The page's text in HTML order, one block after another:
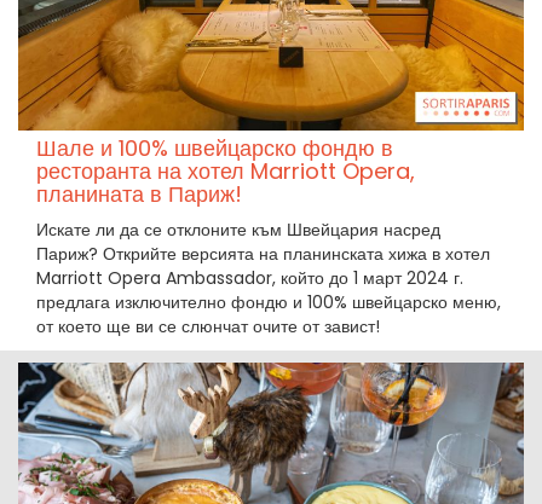
Шале и 100% швейцарско фондю в
ресторанта на хотел Marriott Opera,
планината в Париж!
Искате ли да се отклоните към Швейцария насред
Париж? Открийте версията на планинската хижа в хотел
Marriott Opera Ambassador, който до 1 март 2024 г.
предлага изключително фондю и 100% швейцарско меню,
от което ще ви се слюнчат очите от завист!